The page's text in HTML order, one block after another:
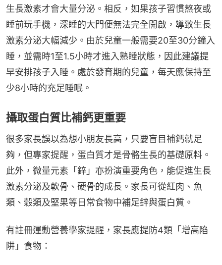
生長激素才會大量分泌。相反，如果孩子習慣熬夜或
睡前玩手機，深睡的大門便無法完全開啟，導致生長
激素分泌大幅減少。由於兒童一般需要20至30分鐘入
睡，並需時1至1.5小時才進入熟睡狀態，因此建議提
早安排孩子入睡。處於發育期的兒童，每天應保持至
少8小時的充足睡眠。
攝取蛋白質比補鈣更重要
很多家長誤以為想小朋友長高，只要盲目補鈣就足
夠，但專家提醒，蛋白質才是骨骼生長的基礎原料。
此外，微量元素「鋅」亦扮演重要角色，能促進生長
激素分泌及軟骨、硬骨的成長。家長可從紅肉、魚
類、穀類及堅果等日常食物中補足鋅與蛋白質。
有註冊運動營養學家提醒，家長應提防4類「增高陷
阱」食物：